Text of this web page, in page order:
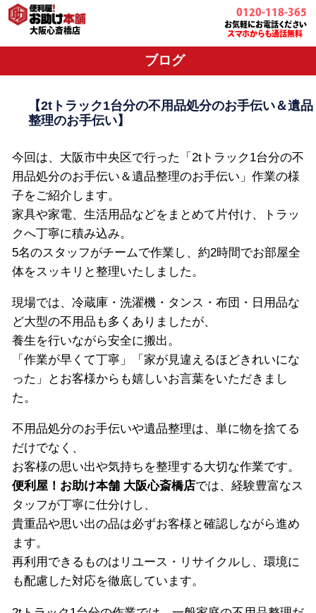
大阪心斎橋店
0120-118-365
お気軽にお電話ください
スマホからも通話無料
ブログ
【2tトラック1台分の不用品処分のお手伝い＆遺品
整理のお手伝い】
今回は、大阪市中央区で行った「2tトラック1台分の不
用品処分のお手伝い＆遺品整理のお手伝い」作業の様
子をご紹介します。
家具や家電、生活用品などをまとめて片付け、トラッ
クへ丁寧に積み込み。
5名のスタッフがチームで作業し、約2時間でお部屋全
体をスッキリと整理いたしました。
現場では、冷蔵庫・洗濯機・タンス・布団・日用品な
ど大型の不用品も多くありましたが、
養生を行いながら安全に搬出。
「作業が早くて丁寧」「家が見違えるほどきれいにな
った」とお客様からも嬉しいお言葉をいただきまし
た。
不用品処分のお手伝いや遺品整理は、単に物を捨てる
だけでなく、
お客様の思い出や気持ちを整理する大切な作業です。
便利屋！お助け本舗 大阪心斎橋店では、経験豊富なス
タッフが丁寧に仕分けし、
貴重品や思い出の品は必ずお客様と確認しながら進め
ます。
再利用できるものはリユース・リサイクルし、環境に
も配慮した対応を徹底しています。